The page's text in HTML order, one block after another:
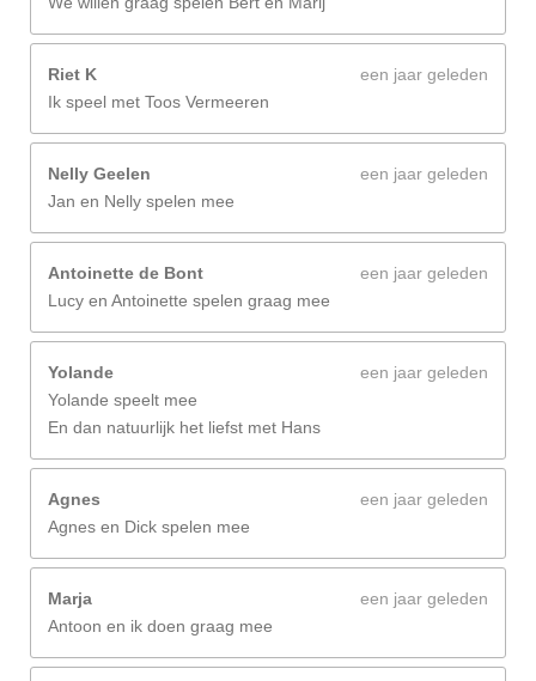
Riet K
een jaar geleden
Ik speel met Toos Vermeeren
Nelly Geelen
een jaar geleden
Jan en Nelly spelen mee
Antoinette de Bont
een jaar geleden
Lucy en Antoinette spelen graag mee
Yolande
een jaar geleden
Yolande speelt mee
En dan natuurlijk het liefst met Hans
Agnes
een jaar geleden
Agnes en Dick spelen mee
Marja
een jaar geleden
Antoon en ik doen graag mee